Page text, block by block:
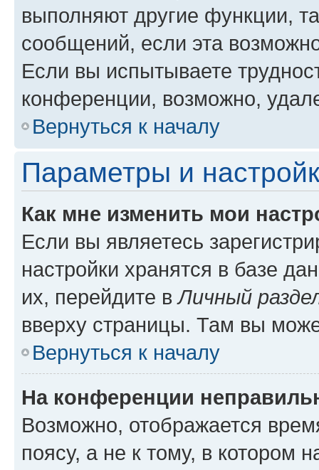
выполняют другие функции,
сообщений, если эта
Если вы испытываете
конференции, возможно,
Вернуться к началу
Параметры и
Как мне изменить мои
Если вы являетесь
настройки хранятся в базе
их, перейдите вЛичный
вверху страницы. Там вы
Вернуться к началу
На конференции
Возможно, отображается
поясу, а не к тому, в котором